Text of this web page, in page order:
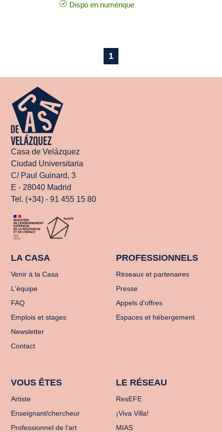
Dispo en numérique
1
Casa de Velázquez
Ciudad Universitaria
C/ Paul Guinard, 3
E - 28040 Madrid
Tel. (+34) - 91 455 15 80
LA CASA
Venir à la Casa
L'équipe
FAQ
Emplois et stages
Newsletter
Contact
PROFESSIONNELS
Réseaux et partenaires
Presse
Appels d'offres
Espaces et hébergement
VOUS ÊTES
Artiste
Enseignant/chercheur
Professionnel de l'art
LE RÉSEAU
ResEFE
¡Viva Villa!
MIAS